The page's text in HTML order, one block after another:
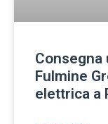
Consegna
Fulmine
elettrica a